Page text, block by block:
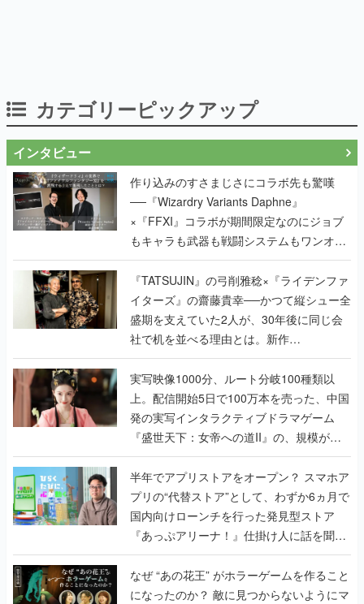
カテゴリーピックアップ
インタビュー
作り込みのすさまじさにコラボ先も驚嘆
──『Wizardry Variants Daphne』
×『FFXI』コラボが期間限定なのにジョブ
もキャラも武器も戦闘システムもワンオフ
で作り込まれた理由を両ディレクターに聞
く
『TATSUJIN』の弓削雅稔×『ライデンファ
イターズ』の齋藤貴幸──かつて縦シュー全
盛期を支えていた2人が、30年後に同じ会
社で机を並べる理由とは。新作
『TATSUJIN EXTREME』で初タッグを組
んだレジェンド2人に訊く開発秘話
実写映像1000分、ルート分岐100種類以
上。配信開始5日で100万本を売った、中国
発の実写インタラクティブドラマゲーム
『盛世天下：女帝への道II』の、規模が違
うこだわりをプロデューサーに聞いた
半年でアプリストアをオープン？ スマホア
プリの“代替ストア”として、わずか6ヵ月で
国内向けローンチを行った発見型ストア
『あっぷアリーナ！』仕掛け人に話を聞い
てみた
なぜ “あの花王” がホラーゲームを作ること
になったのか？ 敵に見つからないようにマ